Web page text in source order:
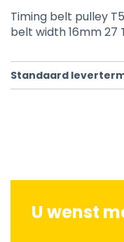
Timing belt pulley
belt width 16mm 27
Standaard
U wenst